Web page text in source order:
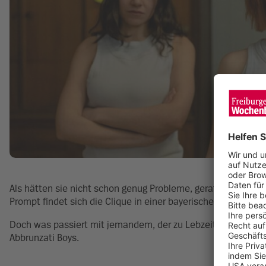
Als hätten sie nicht schon genug Probleme, geraten Resi
Prompt findet sich die Clique in einer bayerischen
Doch was passiert mit jemandem, der zu Lebzeiten an
Abbrunzati Boys.